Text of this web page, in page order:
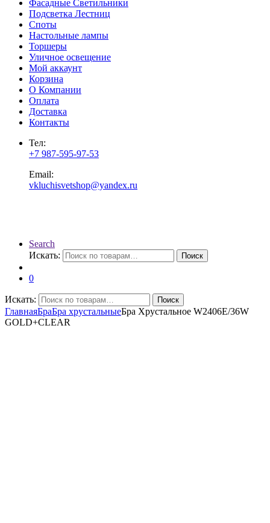
Фасадные Светильники
Подсветка Лестниц
Споты
Настольные лампы
Торшеры
Уличное освещение
Мой аккаунт
Корзина
О Компании
Оплата
Доставка
Контакты
Тел:
+7 987-595-97-53
Email:
vkluchisvetshop@yandex.ru
Search
Искать:
Поиск
0
Искать: Поиск
ГлавнаяБраБра хрустальныеБра Хрустальное W2406E/36W
GOLD+CLEAR